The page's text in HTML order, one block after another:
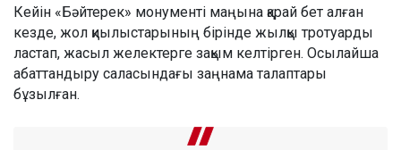
Кейін «Бәйтерек» монументі маңына қарай бет алған
кезде, жол қиылыстарының бірінде жылқы тротуарды
ластап, жасыл желектерге зақым келтірген. Осылайша
абаттандыру саласындағы заңнама талаптары
бұзылған.